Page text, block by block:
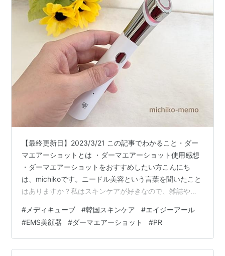
【最終更新日】2023/3/21 この記事でわかること・ダー
マエアーショットとは ・ダーマエアーショット使用感想
・ダーマエアーショットをおすすめしたい方こんにち
は、michikoです。ニードル美容という言葉を聞いたこと
はありますか？私はスキンケアが好きなので、雑誌や
になってはいたものの、痛そうなイメージがあり、手を
つけずにいました。しかしこの度、medicube様より商品
を提供していただき、ニードル美容を試すことができま
した。本当にありがとうございます。毛穴が小さくなる
# メディキューブ #韓国スキンケア #エイジーアール
#EMS美顔器 #ダーマエアーショット #PR